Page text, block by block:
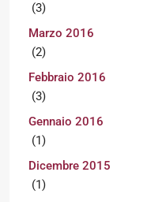
(3)
Marzo 2016
(2)
Febbraio 2016
(3)
Gennaio 2016
(1)
Dicembre 2015
(1)